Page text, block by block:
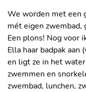
We worden met een
mét eigen zwembad,
Een plons! Nog voor
Ella haar badpak aan
en ligt ze in het
zwemmen en
zwembad, lunchen,